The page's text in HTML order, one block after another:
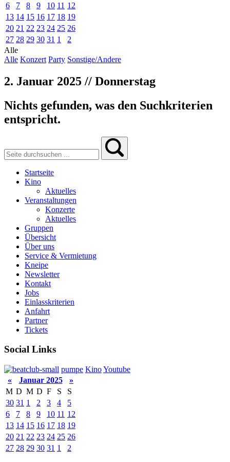
6
7 8 9 10 11 12
13 14 15 16 17 18 19
20 21 22 23 24 25 26
27 28 29 30 31 1
2
Alle
Alle Konzert Party Sonstige/Andere
2. Januar 2025 // Donnerstag
Nichts gefunden, was den Suchkriterien
entspricht.
Startseite
Kino
Aktuelles
Veranstaltungen
Konzerte
Aktuelles
Gruppen
Übersicht
Über uns
Service & Vermietung
Kneipe
Newsletter
Kontakt
Jobs
Einlasskriterien
Anfahrt
Partner
Tickets
Social Links
pumpe KinoYoutube
«
Januar 2025
»
M D M D F S
S
30 31 1 2 3 4
5
6
7 8 9 10 11 12
13 14 15 16 17 18 19
20 21 22 23 24 25 26
27 28 29 30 31 1 2